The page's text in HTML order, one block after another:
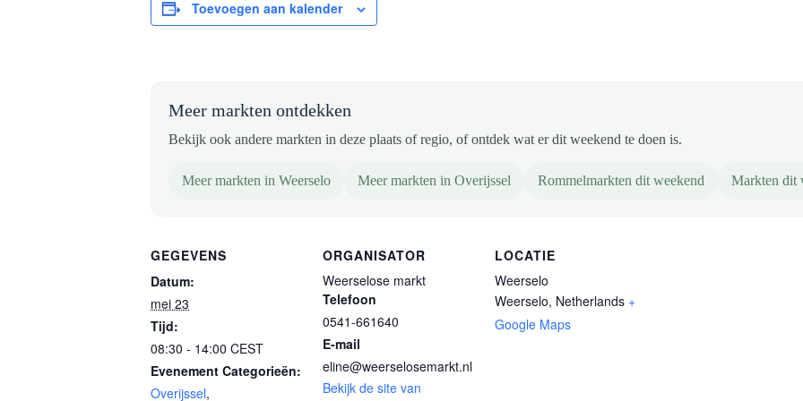
Toevoegen aan kalender
Meer markten ontdekken
Bekijk ook andere markten in deze plaats of regio, of ontdek wat er dit weekend te doen is.
Meer markten in Weerselo Meer markten in Overijssel Rommelmarkten dit weekend Markten dit
GEGEVENS
Datum:
mei 23
Tijd:
08:30 - 14:00 CEST
Evenement Categorieën:
Overijssel,
ORGANISATOR
Weerselose markt
Telefoon
0541-661640
E-mail
eline@weerselosemarkt.nl
Bekijk de site van
LOCATIE
Weerselo
Weerselo, Netherlands +
Google Maps